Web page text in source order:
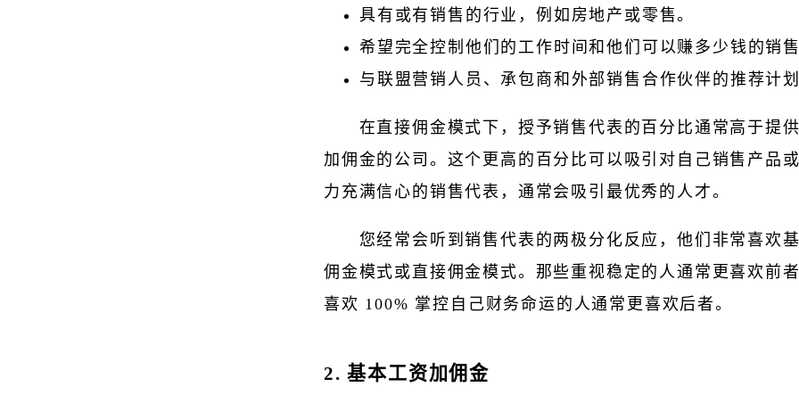
具有或有销售的行业，例如房地产或零售。
希望完全控制他们的工作时间和他们可以赚多少钱的销
与联盟营销人员、承包商和外部销售合作伙伴的推荐计
在直接佣金模式下，授予销售代表的百分比通常高于提
加佣金的公司。这个更高的百分比可以吸引对自己销售产品
力充满信心的销售代表，通常会吸引最优秀的人才。
您经常会听到销售代表的两极分化反应，他们非常喜欢
佣金模式或直接佣金模式。那些重视稳定的人通常更喜欢前
喜欢 100% 掌控自己财务命运的人通常更喜欢后者。
2. 基本工资加佣金